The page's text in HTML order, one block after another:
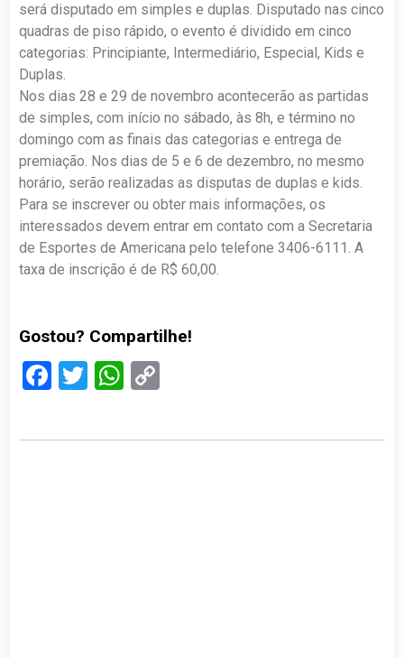
será disputado em simples e duplas. Disputado nas cinco
quadras de piso rápido, o evento é dividido em cinco
categorias: Principiante, Intermediário, Especial, Kids e
Duplas.
Nos dias 28 e 29 de novembro acontecerão as partidas
de simples, com início no sábado, às 8h, e término no
domingo com as finais das categorias e entrega de
premiação. Nos dias de 5 e 6 de dezembro, no mesmo
horário, serão realizadas as disputas de duplas e kids.
Para se inscrever ou obter mais informações, os
interessados devem entrar em contato com a Secretaria
de Esportes de Americana pelo telefone 3406-6111. A
taxa de inscrição é de R$ 60,00.
Gostou? Compartilhe!
Facebook
TwitterWhatsApp